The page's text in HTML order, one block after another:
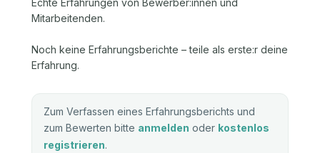
Echte Erfahrungen von Bewerber:innen und
Mitarbeitenden.
Noch keine Erfahrungsberichte – teile als erste:r deine
Erfahrung.
Zum Verfassen eines Erfahrungsberichts und
zum Bewerten bitte anmelden oder kostenlos
registrieren.